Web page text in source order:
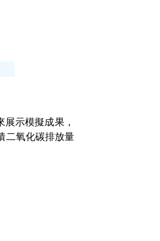
示模擬成果，
二氧化碳排放量